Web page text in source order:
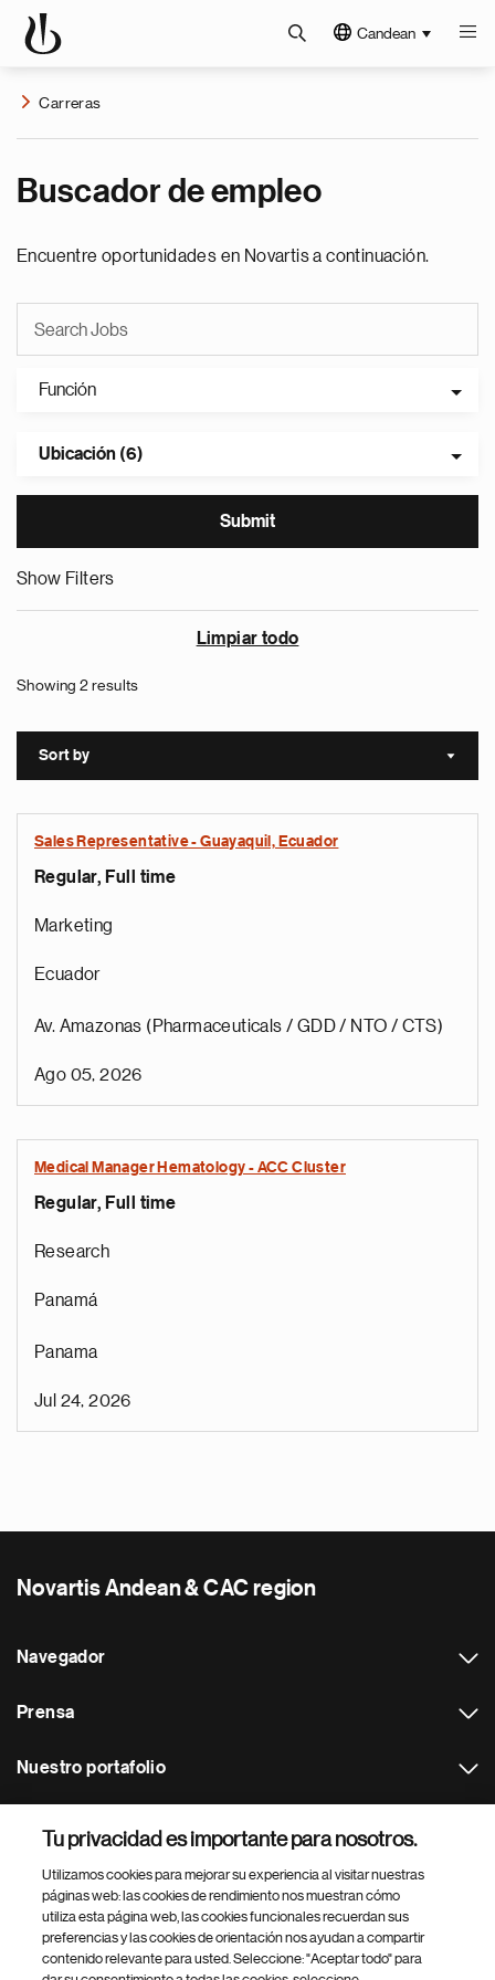
Candean
Carreras
Buscador de empleo
Encuentre oportunidades en Novartis a continuación.
Función
Ubicación (6)
Show Filters
Limpiar todo
Showing 2 results
Sort by Sort
Sales Representative - Guayaquil, Ecuador
Regular, Full time
Marketing
Ecuador
Av. Amazonas (Pharmaceuticals / GDD / NTO / CTS)
Ago 05, 2026
Medical Manager Hematology - ACC Cluster
Regular, Full time
Research
Panamá
Panama
Jul 24, 2026
Novartis Andean & CAC region
Navegador
Prensa
Nuestro portafolio
Footer Site Search
Tu privacidad es importante para nosotros.
Utilizamos cookies para mejorar su experiencia al visitar nuestras
páginas web: las cookies de rendimiento nos muestran cómo
utiliza esta página web, las cookies funcionales recuerdan sus
preferencias y las cookies de orientación nos ayudan a compartir
contenido relevante para usted. Seleccione: "Aceptar todo" para